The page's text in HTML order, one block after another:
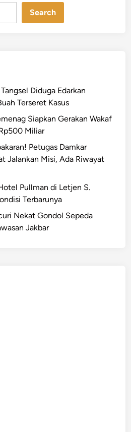
Search
Diduga Edarkan
Terseret Kasus
Siapkan Gerakan Wakaf
Miliar
Petugas Damkar
Jalankan Misi, Ada Riwayat
Pullman di Letjen S.
Terbarunya
Nekat Gondol Sepeda
Jakbar